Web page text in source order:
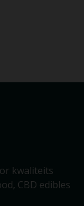
kwaliteits
CBD edibles